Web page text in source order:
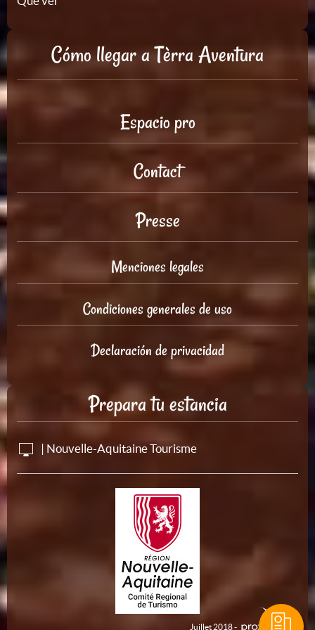
Cómo llegar a Tèrra Aventura
Espacio pro
Contact
Presse
Menciones legales
Condiciones generales de uso
Declaración de privacidad
Prepara tu estancia
| Nouvelle-Aquitaine Tourisme
Juillet 2018 -